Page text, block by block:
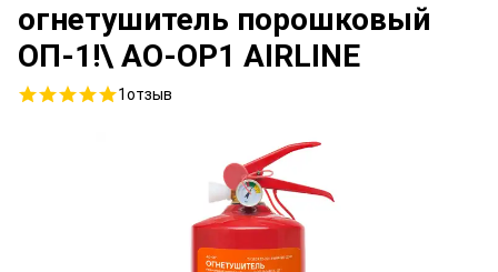
огнетушитель порошковый
ОП-1!\ AO-OP1 AIRLINE
1отзыв